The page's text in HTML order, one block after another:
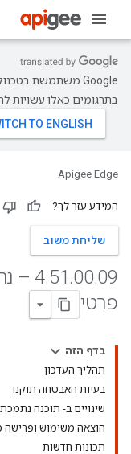
בתרגומים כאלו עשויות
Apigee Edge
המידע עזר לך?
שליחת משוב
4.51.00.
פרטי
בדף הזה
תהליך העדכון
בעיות האבטחה תוקנו
שינויים ב- תוכנה נתמכת
הוצאה משימוש ופרישה
תכונות חדשות